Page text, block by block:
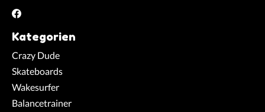
Kategorien
Crazy Dude
Skateboards
Wakesurfer
Balancetrainer